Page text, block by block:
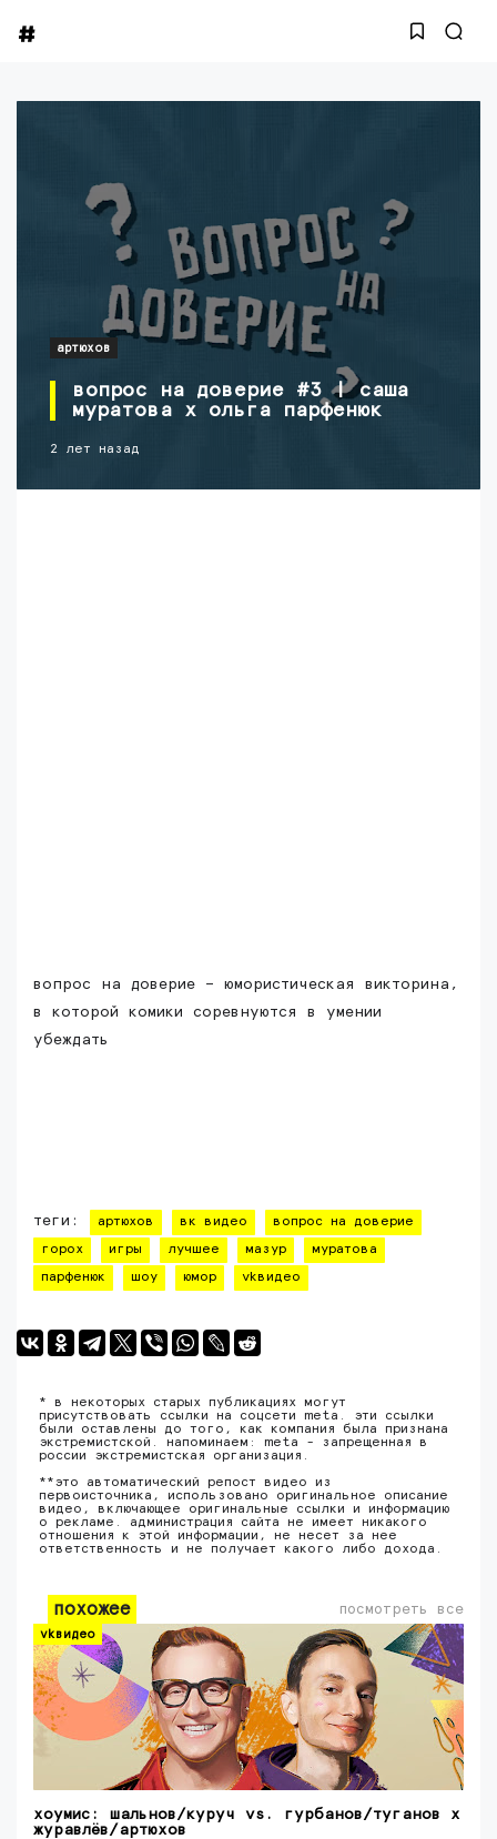
артюхов
вопрос на доверие #3 | саша
муратова х ольга парфенюк
2 лет назад
вопрос на доверие – юмористическая викторина,
в которой комики соревнуются в умении
убеждать
теги: артюхов вк видео вопрос на доверие
горох игры лучшее мазур муратова
парфенюк шоу юмор vkвидео
* в некоторых старых публикациях могут
присутствовать ссылки на соцсети meta. эти ссылки
были оставлены до того, как компания была признана
экстремистской. напоминаем: meta - запрещенная в
россии экстремистская организация.
**это автоматический репост видео из
первоисточника, использовано оригинальное описание
видео, включающее оригинальные ссылки и информацию
о рекламе. администрация сайта не имеет никакого
отношения к этой информации, не несет за нее
ответственность и не получает какого либо дохода.
похожее посмотреть все
vkвидео
хоумис: шальнов/куруч vs. гурбанов/туганов x
журавлёв/артюхов